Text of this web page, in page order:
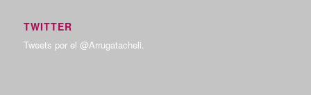
TWITTER
Tweets por el @Arrugatacheli.